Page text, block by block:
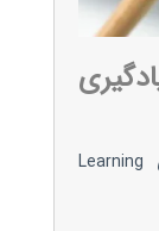
ارزیابی و درمان کودکان اختلال یادگیری Learning